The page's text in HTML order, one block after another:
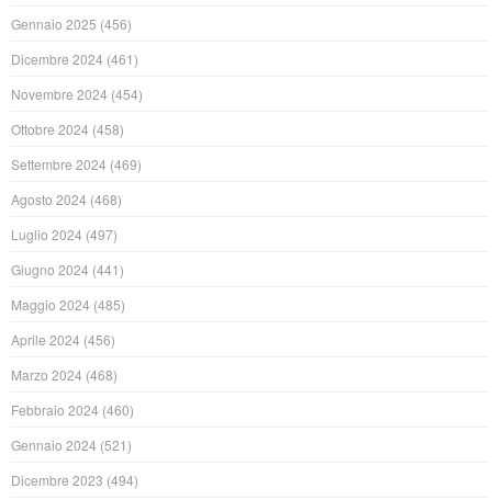
Gennaio 2025 (456)
Dicembre 2024 (461)
Novembre 2024 (454)
Ottobre 2024 (458)
Settembre 2024 (469)
Agosto 2024 (468)
Luglio 2024 (497)
Giugno 2024 (441)
Maggio 2024 (485)
Aprile 2024 (456)
Marzo 2024 (468)
Febbraio 2024 (460)
Gennaio 2024 (521)
Dicembre 2023 (494)